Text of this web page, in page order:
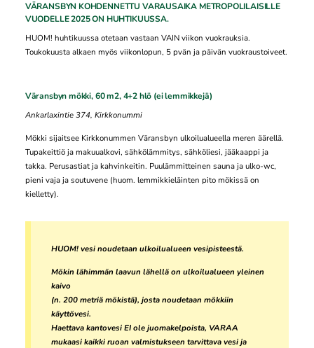
VÄRANSBYN KOHDENNETTU VARAUSAIKA METROPOLILAISILLE
VUODELLE 2025 ON HUHTIKUUSSA.
HUOM! huhtikuussa otetaan vastaan VAIN viikon vuokrauksia.
Toukokuusta alkaen myös viikonlopun, 5 pvän ja päivän vuokraustoiveet.
Väransbyn mökki, 60 m2, 4+2 hlö (ei lemmikkejä)
Ankarlaxintie 374, Kirkkonummi
Mökki sijaitsee Kirkkonummen Väransbyn ulkoilualueella meren äärellä.
Tupakeittiö ja makuualkovi, sähkölämmitys, sähköliesi, jääkaappi ja
takka. Perusastiat ja kahvinkeitin. Puulämmitteinen sauna ja ulko-wc,
pieni vaja ja soutuvene (huom. lemmikkieläinten pito mökissä on
kielletty).
HUOM! vesi noudetaan ulkoilualueen vesipisteestä.
Mökin lähimmän laavun lähellä on ulkoilualueen yleinen
kaivo
(n. 200 metriä mökistä), josta noudetaan mökkiin
käyttövesi.
Haettava kantovesi EI ole juomakelpoista, VARAA
mukaasi kaikki ruoan valmistukseen tarvittava vesi ja